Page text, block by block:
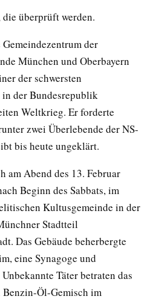
überprüft werden.
der
München und Oberbayern
der schwersten
der Bundesrepublik
Weltkrieg. Er forderte
zwei Überlebende der NS-
bis heute ungeklärt.
am Abend des 13. Februar
Beginn des Sabbats, im
Kultusgemeinde in der
Stadtteil
Das Gebäude beherbergte
eine Synagoge und
Täter betraten das
Öl-Gemisch im